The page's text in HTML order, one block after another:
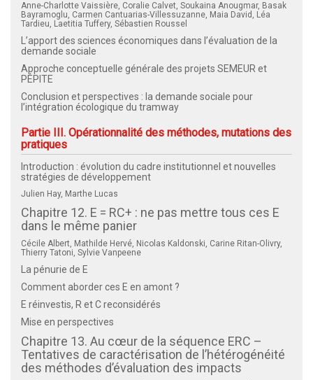
Anne-Charlotte Vaissière, Coralie Calvet, Soukaina Anougmar, Basak
Bayramoglu, Carmen Cantuarias-Villessuzanne, Maia David, Léa
Tardieu, Laetitia Tuffery, Sébastien Roussel
L’apport des sciences économiques dans l’évaluation de la
demande sociale
Approche conceptuelle générale des projets SEMEUR et
PÉPITE
Conclusion et perspectives : la demande sociale pour
l’intégration écologique du tramway
Partie III. Opérationnalité des méthodes, mutations des
pratiques
Introduction : évolution du cadre institutionnel et nouvelles
stratégies de développement
Julien Hay, Marthe Lucas
Chapitre 12. E = RC+ : ne pas mettre tous ces E
dans le même panier
Cécile Albert, Mathilde Hervé, Nicolas Kaldonski, Carine Ritan-Olivry,
Thierry Tatoni, Sylvie Vanpeene
La pénurie de E
Comment aborder ces E en amont ?
E réinvestis, R et C reconsidérés
Mise en perspectives
Chapitre 13. Au cœur de la séquence ERC –
Tentatives de caractérisation de l’hétérogénéité
des méthodes d’évaluation des impacts